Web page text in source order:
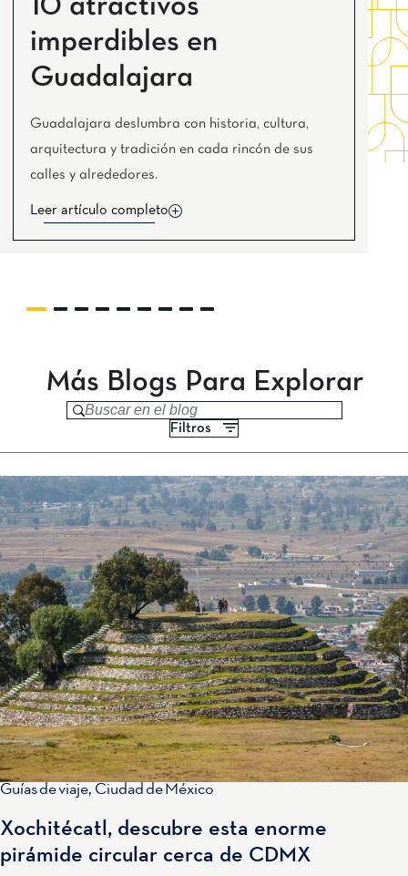
Torreón
Real Inn Torreón
Zacatecas
10 atractivos
imperdibles en
Guadalajara
Guadalajara deslumbra con historia, cultura,
arquitectura y tradición en cada rincón de sus
calles y alrededores.
Leer artículo completo
Más Blogs Para Explorar
Buscar en el blog
Filtros
Guías de viaje, Ciudad de México
Xochitécatl, descubre esta enorme
pirámide circular cerca de CDMX